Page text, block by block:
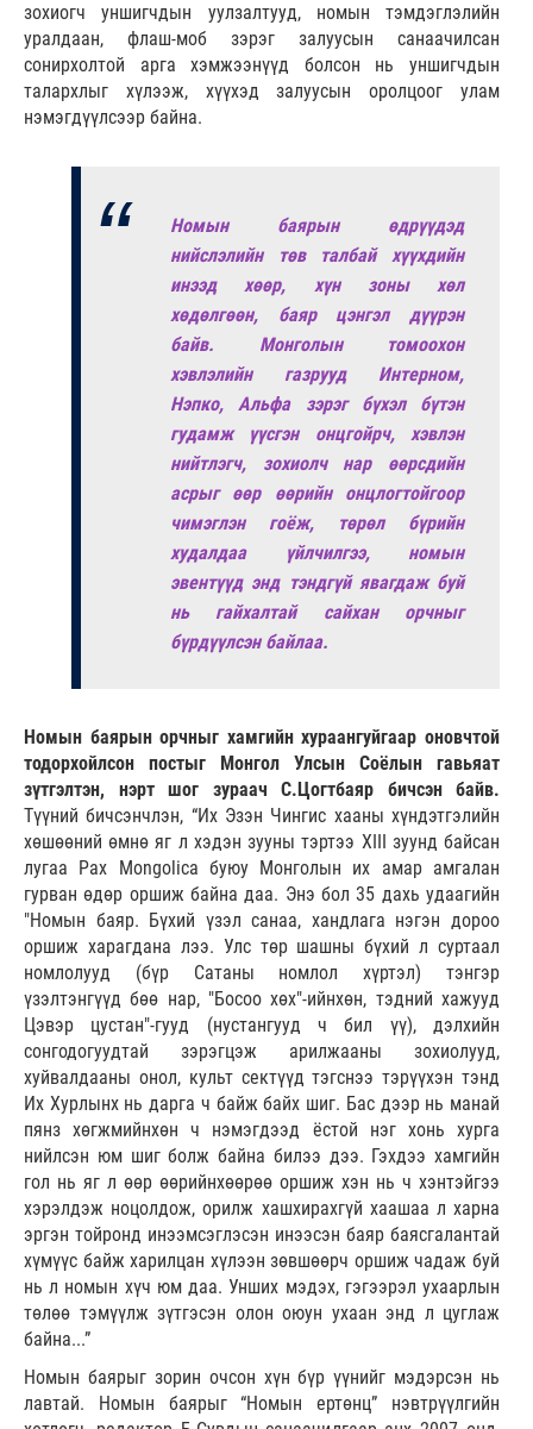
зохиогч уншигчдын уулзалтууд, номын тэмдэглэлийн
уралдаан, флаш-моб зэрэг залуусын санаачилсан
сонирхолтой арга хэмжээнүүд болсон нь уншигчдын
талархлыг хүлээж, хүүхэд залуусын оролцоог улам
нэмэгдүүлсээр байна.
Номын баярын өдрүүдэд
нийслэлийн төв талбай хүүхдийн
инээд хөөр, хүн зоны хөл
хөдөлгөөн, баяр цэнгэл дүүрэн
байв. Монголын томоохон
хэвлэлийн газрууд Интерном,
Нэпко, Альфа зэрэг бүхэл бүтэн
гудамж үүсгэн онцгойрч, хэвлэн
нийтлэгч, зохиолч нар өөрсдийн
асрыг өөр өөрийн онцлогтойгоор
чимэглэн гоёж, төрөл бүрийн
худалдаа үйлчилгээ, номын
эвентүүд энд тэндгүй явагдаж буй
нь гайхалтай сайхан орчныг
бүрдүүлсэн байлаа.
Номын баярын орчныг хамгийн хураангуйгаар оновчтой
тодорхойлсон постыг Монгол Улсын Соёлын гавьяат
зүтгэлтэн, нэрт шог зураач С.Цогтбаяр бичсэн байв.
Түүний бичсэнчлэн, “Их Эзэн Чингис хааны хүндэтгэлийн
хөшөөний өмнө яг л хэдэн зууны тэртээ XIII зуунд байсан
лугаа Pax Mongolica буюу Монголын их амар амгалан
гурван өдөр оршиж байна даа. Энэ бол 35 дахь удаагийн
"Номын баяр. Бүхий үзэл санаа, хандлага нэгэн дороо
оршиж харагдана лээ. Улс төр шашны бүхий л суртаал
номлолууд (бүр Сатаны номлол хүртэл) тэнгэр
үзэлтэнгүүд бөө нар, "Босоо хөх"-ийнхөн, тэдний хажууд
Цэвэр цустан"-гууд (нустангууд ч бил үү), дэлхийн
сонгодогуудтай зэрэгцэж арилжааны зохиолууд,
хуйвалдааны онол, культ сектүүд тэгснээ тэрүүхэн тэнд
Их Хурлынх нь дарга ч байж байх шиг. Бас дээр нь манай
пянз хөгжмийнхөн ч нэмэгдээд ёстой нэг хонь хурга
нийлсэн юм шиг болж байна билээ дээ. Гэхдээ хамгийн
гол нь яг л өөр өөрийнхөөрөө оршиж хэн нь ч хэнтэйгээ
хэрэлдэж ноцолдож, орилж хашхирахгүй хаашаа л харна
эргэн тойронд инээмсэглэсэн инээсэн баяр баясгалантай
хүмүүс байж харилцан хүлээн зөвшөөрч оршиж чадаж буй
нь л номын хүч юм даа. Унших мэдэх, гэгээрэл ухаарлын
төлөө тэмүүлж зүтгэсэн олон оюун ухаан энд л цуглаж
байна...”
Номын баярыг зорин очсон хүн бүр үүнийг мэдэрсэн нь
лавтай. Номын баярыг “Номын ертөнц” нэвтрүүлгийн